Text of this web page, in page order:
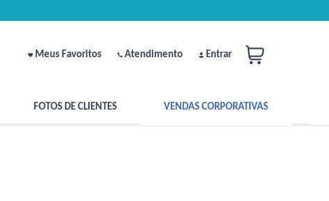
Meus Favoritos Atendimento Entrar
FOTOS DE CLIENTES VENDAS CORPORATIVAS